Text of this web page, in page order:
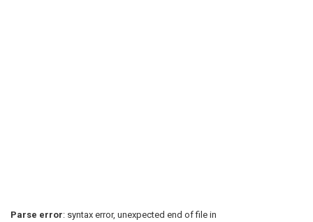
Parse error: syntax error, unexpected end of file in